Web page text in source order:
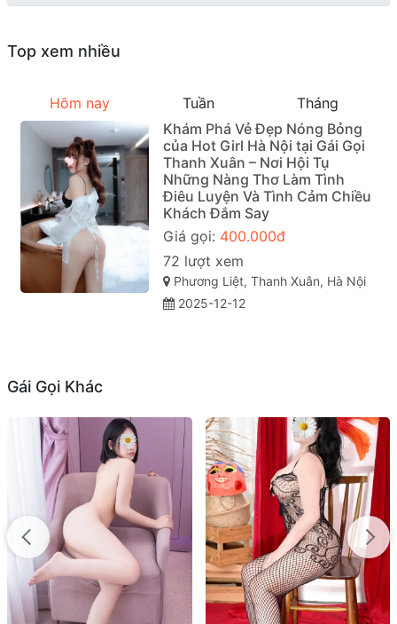
Top xem nhiều
Hôm nay Tuần
Tháng
Khám Phá Vẻ Đẹp Nóng Bỏng
của Hot Girl Hà Nội tại Gái Gọi
Thanh Xuân – Nơi Hội Tụ
Những Nàng Thơ Làm Tình
Điêu Luyện Và Tình Cảm Chiều
Khách Đắm Say
Giá gọi: 400.000đ
72 lượt xem
Phương Liệt, Thanh Xuân, Hà Nội
2025-12-12
Gái Gọi Khác